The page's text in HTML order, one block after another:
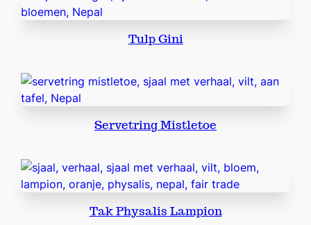
Tulp Gini
Servetring Mistletoe
Tak Physalis Lampion